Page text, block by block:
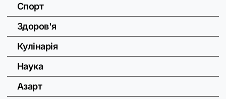
Спорт
Здоров'я
Кулінарія
Наука
Азарт